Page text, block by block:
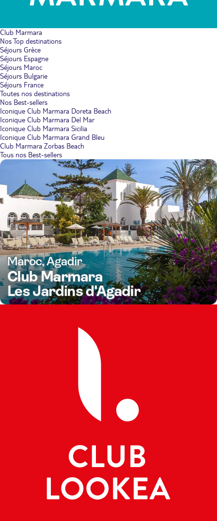
Club Marmara
Nos Top destinations
Séjours Grèce
Séjours Espagne
Séjours Maroc
Séjours Bulgarie
Séjours France
Toutes nos destinations
Nos Best-sellers
Iconique Club Marmara Doreta Beach
Iconique Club Marmara Del Mar
Iconique Club Marmara Sicilia
Iconique Club Marmara Grand Bleu
Club Marmara Zorbas Beach
Tous nos Best-sellers